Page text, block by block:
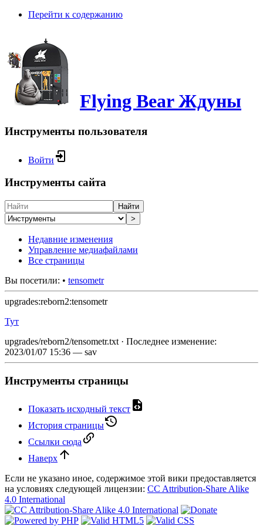
Перейти к содержанию
Flying Bear Ждуны
Инструменты пользователя
Войти
Инструменты сайта
Найти
>
Недавние изменения
Управление медиафайлами
Все страницы
Вы посетили: • tensometr
upgrades:reborn2:tensometr
Тут
upgrades/reborn2/tensometr.txt · Последнее изменение:
2023/01/07 15:36 — sav
Инструменты страницы
Показать исходный текст
История страницы
Ссылки сюда
Наверх
Если не указано иное, содержимое этой вики предоставляется
на условиях следующей лицензии: CC Attribution-Share Alike
4.0 International